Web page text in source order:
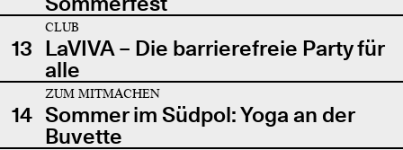
13
CLUB
LaVIVA – Die barrierefreie Party für
alle
14
ZUM MITMACHEN
Sommer im Südpol: Yoga an der
Buvette